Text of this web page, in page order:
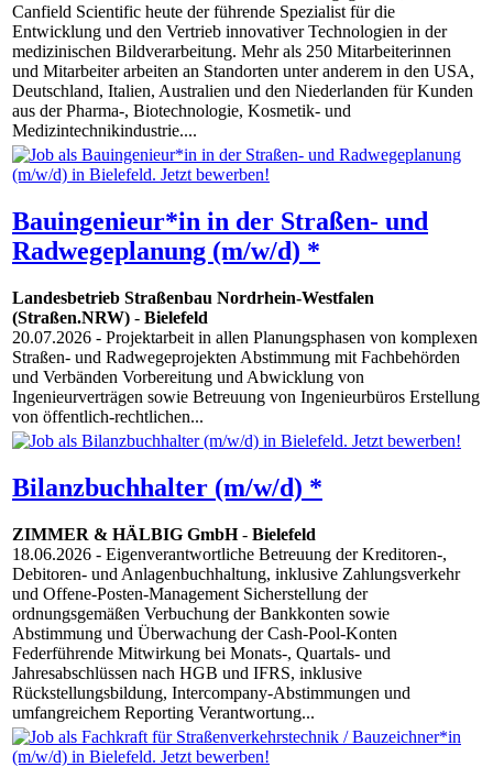
Canfield Scientific heute der führende Spezialist für die
Entwicklung und den Vertrieb innovativer Technologien in der
medizinischen Bildverarbeitung. Mehr als 250 Mitarbeiterinnen
und Mitarbeiter arbeiten an Standorten unter anderem in den USA,
Deutschland, Italien, Australien und den Niederlanden für Kunden
aus der Pharma-, Biotechnologie, Kosmetik- und
Medizintechnikindustrie....
Bauingenieur*in in der Straßen- und
Radwegeplanung (m/w/d) *
Landesbetrieb Straßenbau Nordrhein-Westfalen
(Straßen.NRW) - Bielefeld
20.07.2026 - Projektarbeit in allen Planungsphasen von komplexen
Straßen- und Radwegeprojekten Abstimmung mit Fachbehörden
und Verbänden Vorbereitung und Abwicklung von
Ingenieurverträgen sowie Betreuung von Ingenieurbüros Erstellung
von öffentlich-rechtlichen...
Bilanzbuchhalter (m/w/d) *
ZIMMER & HÄLBIG GmbH- Bielefeld
18.06.2026 - Eigenverantwortliche Betreuung der Kreditoren-,
Debitoren- und Anlagenbuchhaltung, inklusive Zahlungsverkehr
und Offene-Posten-Management Sicherstellung der
ordnungsgemäßen Verbuchung der Bankkonten sowie
Abstimmung und Überwachung der Cash-Pool-Konten
Federführende Mitwirkung bei Monats-, Quartals- und
Jahresabschlüssen nach HGB und IFRS, inklusive
Rückstellungsbildung, Intercompany-Abstimmungen und
umfangreichem Reporting Verantwortung...